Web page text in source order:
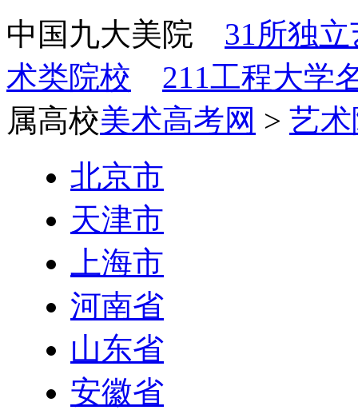
中国九大美院 31所独
术类院校
211工程大学
属高校美术高考网 > 艺
北京市
天津市
上海市
河南省
山东省
安徽省